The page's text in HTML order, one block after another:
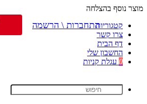
מוצר נוסף בהצלחה
קטגוריות
צרו קשר
דף הבית
החשבון שלי
0 עגלת קניות
התחברות \ הרשמה